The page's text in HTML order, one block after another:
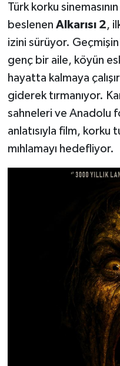
Türk korku
beslenen Alkarısı 2,
izini sürüyor. Geçmişin
genç bir aile, köyün
hayatta kalmaya
giderek tırmanıyor.
sahneleri ve Anadolu
anlatısıyla film, korku
mıhlamayı hedefliyor.